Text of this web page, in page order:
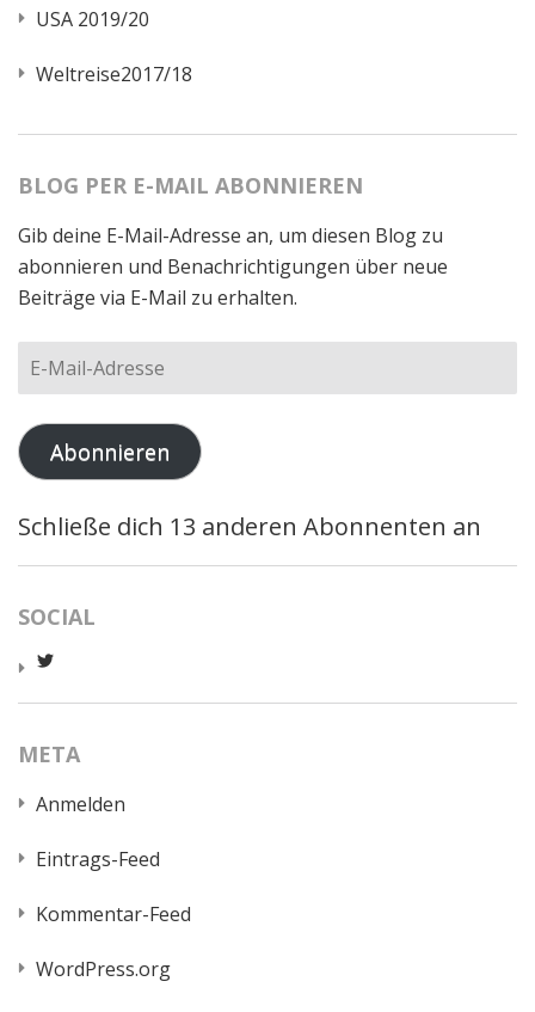
USA 2019/20
Weltreise2017/18
BLOG PER E-MAIL ABONNIEREN
Gib deine E-Mail-Adresse an, um diesen Blog zu
abonnieren und Benachrichtigungen über neue
Beiträge via E-Mail zu erhalten.
E-
Mail-
Adresse
Abonnieren
Schließe dich 13 anderen Abonnenten an
SOCIAL
worldcatred
anzeigen
META
Anmelden
Eintrags-Feed
Kommentar-Feed
WordPress.org